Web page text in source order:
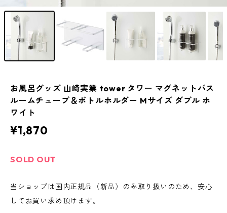
お風呂グッズ 山崎実業 tower タワー マグネットバス
ルームチューブ＆ボトルホルダー Mサイズ ダブル ホ
ワイト
¥1,870
SOLD OUT
当ショップは国内正規品（新品）のみ取り扱いのため、安心
してお買い求め頂けます。